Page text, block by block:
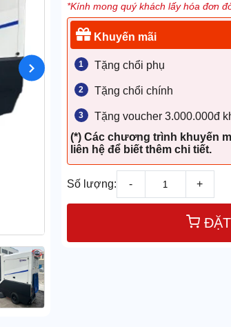
*Kính mong quý khách lấy hóa đơn
Khuyến mãi
Tặng chổi phụ
Tặng chổi chính
Tặng voucher 3.000.000đ
(*) Các chương trình khuyến
liên hệ để biết thêm chi tiết.
Số lượng: - +